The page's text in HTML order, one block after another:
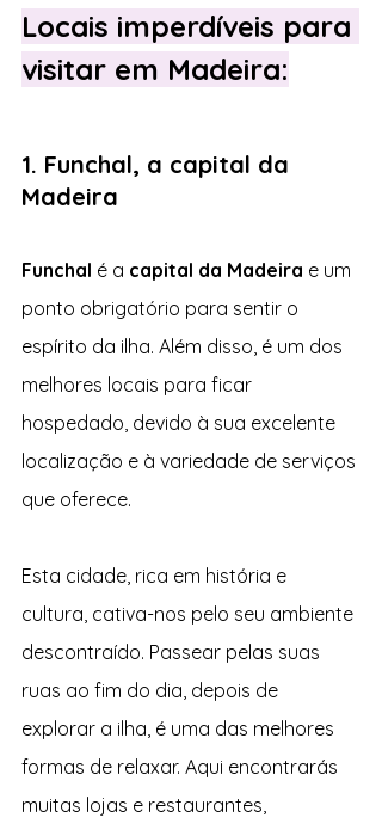
Locais imperdíveis para
visitar em Madeira:
1. Funchal, a capital da
Madeira
Funchal é a capital da Madeira e um
ponto obrigatório para sentir o
espírito da ilha. Além disso, é um dos
melhores locais para ficar
hospedado, devido à sua excelente
localização e à variedade de serviços
que oferece.
Esta cidade, rica em história e
cultura, cativa-nos pelo seu ambiente
descontraído. Passear pelas suas
ruas ao fim do dia, depois de
explorar a ilha, é uma das melhores
formas de relaxar. Aqui encontrarás
muitas lojas e restaurantes,